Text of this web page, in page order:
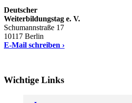
Deutscher
Weiterbildungstag e. V.
Schumannstraße 17
10117 Berlin
E-Mail schreiben ›
Wichtige Links